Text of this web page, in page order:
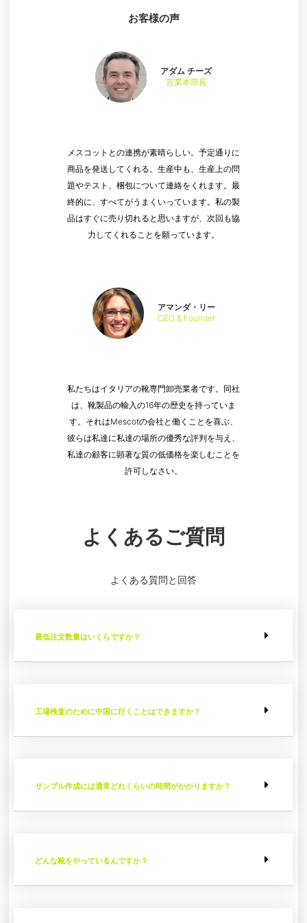
お客様の声
私たちはイタリアの靴専門卸売業者です。同社
は、靴製品の輸入の16年の歴史を持っていま
す。それはMescotの会社と働くことを喜ぶ、
彼らは私達に私達の場所の優秀な評判を与え、
私達の顧客に顕著な質の低価格を楽しむことを
許可しなさい。
アマンダ・リー
CEO & Founder
メスコットとの連携が素晴らしい。予定通りに
商品を発送してくれる。生産中も、生産上の問
題やテスト、梱包について連絡をくれます。最
終的に、すべてがうまくいっています。私の製
品はすぐに売り切れると思いますが、次回も協
力してくれることを願っています。
アダム チーズ
営業本部長
よくあるご質問
よくある質問と回答
最低注文数量はいくらですか？
工場検査のために中国に行くことはできますか？
サンプル作成には通常どれくらいの時間がかかりますか？
どんな靴をやっているんですか？